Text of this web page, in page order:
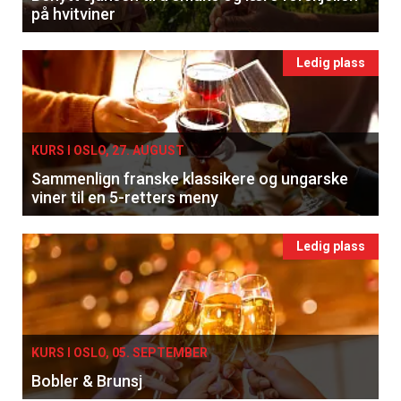
på hvitviner
Ledig plass
KURS I OSLO, 27. AUGUST
Sammenlign franske klassikere og ungarske
viner til en 5-retters meny
Ledig plass
KURS I OSLO, 05. SEPTEMBER
Bobler & Brunsj